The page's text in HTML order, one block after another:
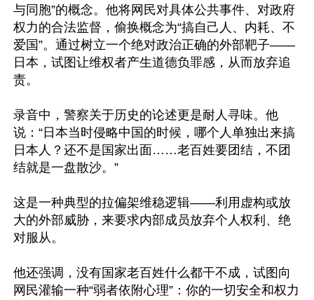
与同胞”的概念。他将网民对具体公共事件、对政府
权力的合法监督，偷换概念为“搞自己人、内耗、不
爱国”。通过树立一个绝对政治正确的外部靶子——
日本，试图让维权者产生道德负罪感，从而放弃追
责。
录音中，警察关于历史的论述更是耐人寻味。他
说：“日本当时侵略中国的时候，哪个人单独出来搞
日本人？还不是国家出面……老百姓要团结，不团
结就是一盘散沙。”
这是一种典型的拉偏架维稳逻辑——利用虚构或放
大的外部威胁，来要求内部成员放弃个人权利、绝
对服从。
他还强调，没有国家老百姓什么都干不成，试图向
网民灌输一种“弱者依附心理”：你的一切安全和权力